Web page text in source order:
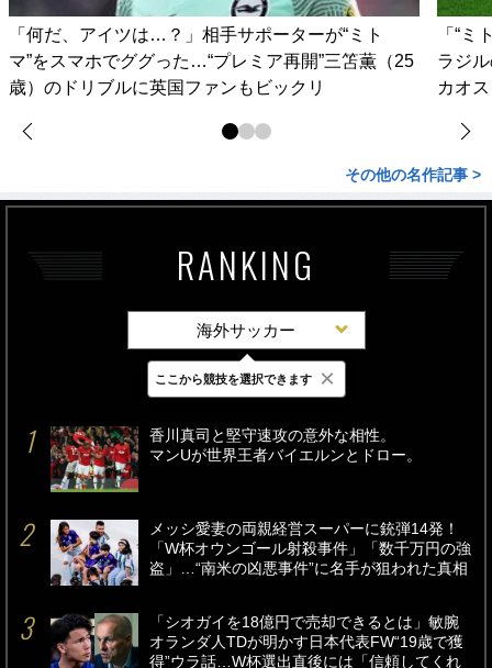
「何だ、アイツは…？」相手サポーターが“ミト
マ”をスマホでググった…“プレミア再開”三笘薫（25
歳）のドリブルに英国ファンもビックリ
「“
ラジ
カオ
その他の名作記事 >
RANKING
海外サッカー
最新 24時間 週間
香川真司と堅守速攻の意外な相性。
マンUが世界王者バイエルンとドロー。
メッシ愛妻の両親経営スーパーに銃弾14発！
「W杯オウンゴール射殺事件」「数千万円の強
盗」…“南米の凶悪事件”に名手が狙われた真相
「シオガイを18億円で売却できるとは」敏腕
オランダ人TDが明かす日本代表FW“19歳で獲
得”ウラ話…W杯選出直後には「信頼してくれ
ここから競技を選択できます ×